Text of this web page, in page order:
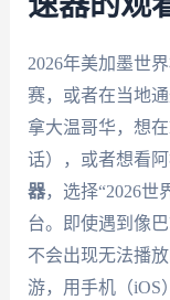
2026年美加墨世
赛，或者在当地
拿大温哥华，想
话），或者想看
器，选择“2026世
台。即使遇到像
不会出现无法播
游，用手机（iOS